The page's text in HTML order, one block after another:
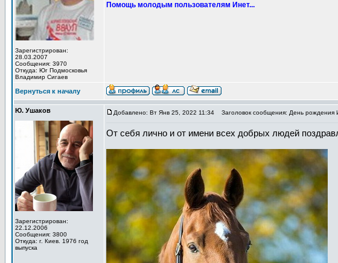
Зарегистрирован:
28.03.2007
Сообщения: 3970
Откуда: Юг Подмосковья
Владимир Сигаев
Помощь молодым пользователям Инет...
Вернуться к началу
Ю. Ушаков
Зарегистрирован:
22.12.2006
Сообщения: 3800
Откуда: г. Киев. 1976 год
выпуска
Добавлено: Вт Янв 25, 2022 11:34 Заголовок сообщения: День рождения
От себя лично и от имени всех добрых людей